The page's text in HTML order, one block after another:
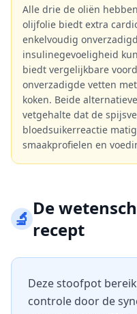
Alle drie de oliën
olijfolie biedt extra
enkelvoudig
insulinegevoeligheid
biedt vergelijkbare
onverzadigde vetten
koken. Beide
vetgehalte dat de
bloedsuikerreactie
smaakprofielen en
🔬De
recept
Deze stoofpot
controle door de